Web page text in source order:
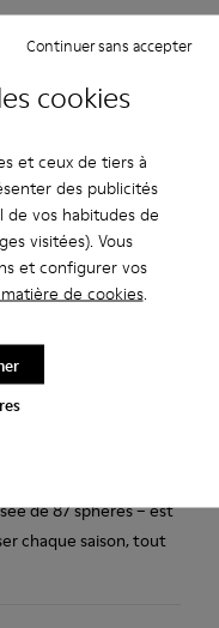
cookies
et ceux de tiers à
des publicités
de vos habitudes de
visitées). Vous
et configurer vos
de cookies.
Continuer sans accepter
de plus de 45€
chaussure qui est le
de 87 sphères – est
chaque saison, tout